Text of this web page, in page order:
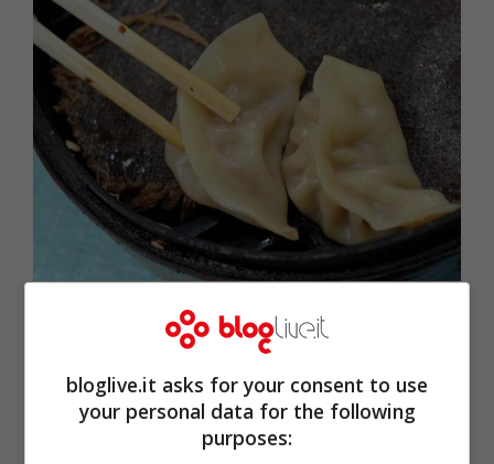
bloglive.it asks for your consent to use
your personal data for the following
purposes: